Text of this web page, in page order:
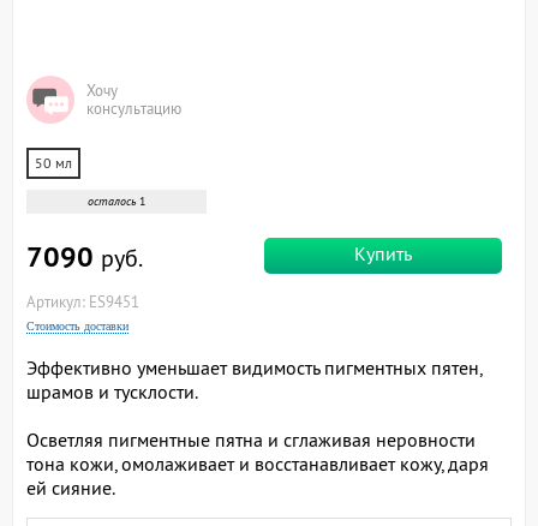
Хочу
консультацию
50 мл
осталось 1
7090 руб. Купить
Артикул: ES9451
Стоимость доставки
Эффективно уменьшает видимость пигментных пятен,
шрамов и тусклости.
Осветляя пигментные пятна и сглаживая неровности
тона кожи, омолаживает и восстанавливает кожу, даря
ей сияние.